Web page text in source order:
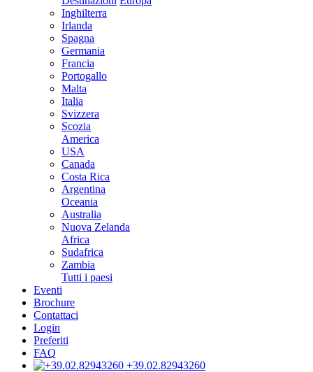
Inghilterra
Irlanda
Spagna
Germania
Francia
Portogallo
Malta
Italia
Svizzera
Scozia
America
USA
Canada
Costa Rica
Argentina
Oceania
Australia
Nuova Zelanda
Africa
Sudafrica
Zambia
Tutti i paesi
Eventi
Brochure
Contattaci
Login
Preferiti
FAQ
+39.02.82943260